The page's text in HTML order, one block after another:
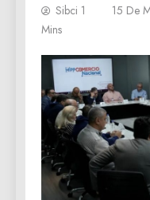
Sibci 1 15 De
Mins